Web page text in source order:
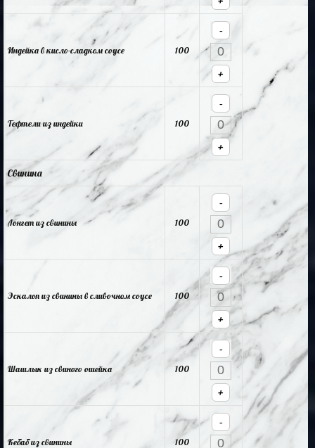
Индейка в кисло-сладком соусе 100
-
+
Тефтели из индейки 100
-
+
Свинина
Лонгет из свинины 100
-
+
Эскалоп из свинины в сливочном соусе 100
-
+
Шашлык из свиного ошейка 100
-
+
Кебаб из свинины 100
-